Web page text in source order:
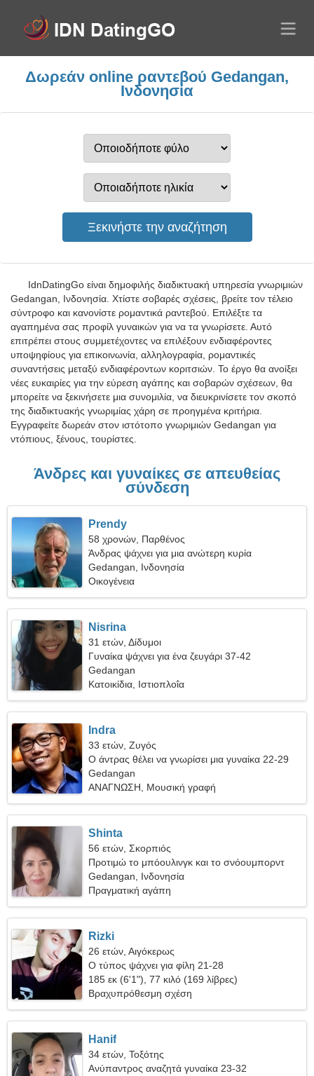
Δωρεάν online ραντεβού Gedangan,
Ινδονησία
IdnDatingGo είναι δημοφιλής διαδικτυακή υπηρεσία γνωριμιών
Gedangan, Ινδονησία. Χτίστε σοβαρές σχέσεις, βρείτε τον τέλειο
σύντροφο και κανονίστε ρομαντικά ραντεβού. Επιλέξτε τα
αγαπημένα σας προφίλ γυναικών για να τα γνωρίσετε. Αυτό
επιτρέπει στους συμμετέχοντες να επιλέξουν ενδιαφέροντες
υποψηφίους για επικοινωνία, αλληλογραφία, ρομαντικές
συναντήσεις μεταξύ ενδιαφέροντων κοριτσιών. Το έργο θα ανοίξει
νέες ευκαιρίες για την εύρεση αγάπης και σοβαρών σχέσεων, θα
μπορείτε να ξεκινήσετε μια συνομιλία, να διευκρινίσετε τον σκοπό
της διαδικτυακής γνωριμίας χάρη σε προηγμένα κριτήρια.
Εγγραφείτε δωρεάν στον ιστότοπο γνωριμιών Gedangan για
ντόπιους, ξένους, τουρίστες.
Άνδρες και γυναίκες σε απευθείας
σύνδεση
Prendy
58 χρονών, Παρθένος
Άνδρας ψάχνει για μια ανώτερη κυρία
Gedangan, Ινδονησία
Οικογένεια
Nisrina
31 ετών, Δίδυμοι
Γυναίκα ψάχνει για ένα ζευγάρι 37-42
Gedangan
Κατοικίδια, Ιστιοπλοΐα
Indra
33 ετών, Ζυγός
Ο άντρας θέλει να γνωρίσει μια γυναίκα 22-29
Gedangan
ΑΝΑΓΝΩΣΗ, Μουσική γραφή
Shinta
56 ετών, Σκορπιός
Προτιμώ το μπόουλινγκ και το σνόουμπορντ
Gedangan, Ινδονησία
Πραγματική αγάπη
Rizki
26 ετών, Αιγόκερως
Ο τύπος ψάχνει για φίλη 21-28
185 εκ (6'1"), 77 κιλό (169 λίβρες)
Βραχυπρόθεσμη σχέση
Hanif
34 ετών, Τοξότης
Ανύπαντρος αναζητά γυναίκα 23-32